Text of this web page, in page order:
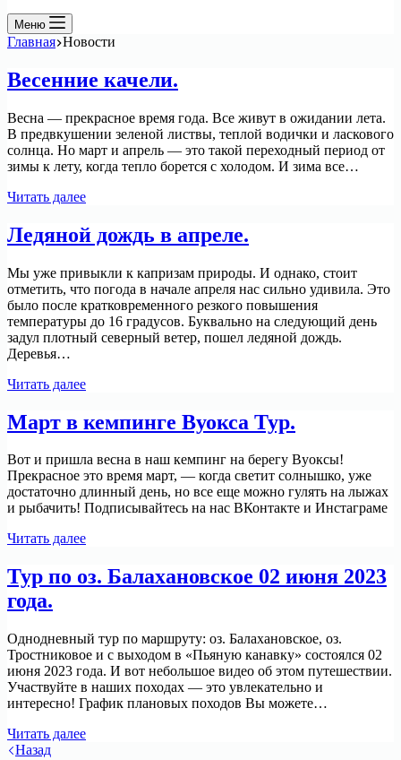
Меню
Главная Новости
Весенние качели.
Весна — прекрасное время года. Все живут в ожидании лета.
В предвкушении зеленой листвы, теплой водички и ласкового
солнца. Но март и апрель — это такой переходный период от
зимы к лету, когда тепло борется с холодом. И зима все…
Читать далееВесенние
Ледяной дождь в апреле.
Мы уже привыкли к капризам природы. И однако, стоит
отметить, что погода в начале апреля нас сильно удивила. Это
было после кратковременного резкого повышения
температуры до 16 градусов. Буквально на следующий день
задул плотный северный ветер, пошел ледяной дождь.
Деревья…
Читать далееЛедяной
апреле.
Март в кемпинге Вуокса Тур.
Вот и пришла весна в наш кемпинг на берегу Вуоксы!
Прекрасное это время март, — когда светит солнышко, уже
достаточно длинный день, но все еще можно гулять на лыжах
и рыбачить! Подписывайтесь на нас ВКонтакте и Инстаграме
Читать далееМарт
кемпинге
Вуокса
Тур по оз. Балахановское 02 июня 2023
года.
Однодневный тур по маршруту: оз. Балахановское, оз.
Тростниковое и с выходом в «Пьяную канавку» состоялся 02
июня 2023 года. И вот небольшое видео об этом путешествии.
Участвуйте в наших походах — это увлекательно и
интересно! График плановых походов Вы можете…
Читать далееТур
Назад